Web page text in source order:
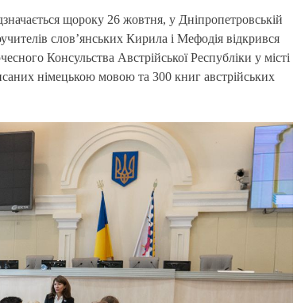
щороку 26 жовтня, у Дніпропетровській
слов’янських Кирила і Мефодія відкрився
Консульства Австрійської Республіки у місті
німецькою мовою та 300 книг австрійських